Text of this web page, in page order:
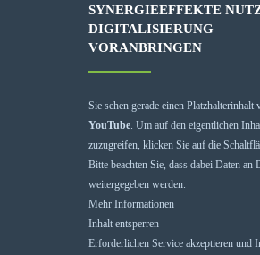
SYNERGIEEFFEKTE
DIGITALISIERUNG
VORANBRINGEN
Sie sehen gerade einen Platzhalterinhalt
YouTube. Um auf den eigentlichen
zuzugreifen, klicken Sie auf die
Bitte beachten Sie, dass dabei Daten an
weitergegeben werden.
Mehr Informationen
Inhalt entsperren
Erforderlichen Service akzeptieren und